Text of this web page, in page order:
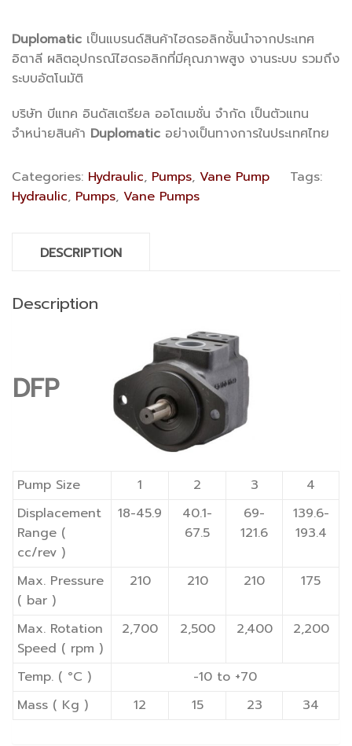
Duplomatic เป็นแบรนด์สินค้าไฮดรอลิกชั้นนำจากประเทศ
อิตาลี ผลิตอุปกรณ์ไฮดรอลิกที่มีคุณภาพสูง งานระบบ รวมถึง
ระบบอัตโนมัติ
บริษัท บีแทค อินดัสเตรียล ออโตเมชั่น จำกัด เป็นตัวแทน
จำหน่ายสินค้า Duplomatic อย่างเป็นทางการในประเทศไทย
Categories: Hydraulic, Pumps, Vane Pump
Tags:
Hydraulic, Pumps, Vane Pumps
DESCRIPTION
Description
DFP
Pump Size 1 2 3
4
Displacement
Range (
cc/rev )
18-45.9
40.1-
67.5
69-
121.6
139.6-
193.4
Max. Pressure
( bar )
210 210 210 175
Max. Rotation
Speed ( rpm )
2,700 2,500 2,400 2,200
Temp. ( °C )
-10 to +70
Mass ( Kg )
12 15 23 34